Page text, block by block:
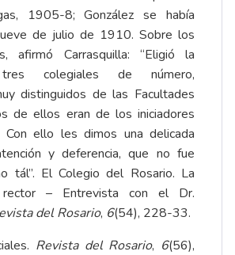
1905-8; González se había
de julio de 1910. Sobre los
afirmó Carrasquilla: “Eligió la
tres colegiales de número,
distinguidos de las Facultades
de ellos eran de los iniciadores
Con ello les dimos una delicada
y deferencia, que no fue
tál”. El Colegio del Rosario. La
– Entrevista con el Dr.
del Rosario, 6(54), 228-33.
Revista del Rosario, 6(56),